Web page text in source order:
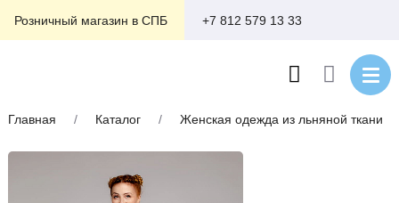
Розничный магазин в СПБ +7 812 579 13 33
Главная / Каталог / Женская одежда из льняной ткани